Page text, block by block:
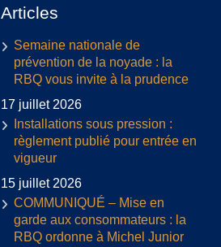
Articles
Semaine nationale de
prévention de la noyade : la
RBQ vous invite à la prudence
17 juillet 2026
Installations sous pression :
règlement publié pour entrée en
vigueur
15 juillet 2026
COMMUNIQUÉ – Mise en
garde aux consommateurs : la
RBQ ordonne à Michel Junior